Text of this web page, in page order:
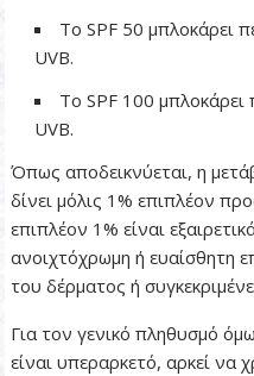
Το SPF 50 μπλοκάρει
UVB.
Το SPF 100
UVB.
Όπως αποδεικνύεται, η
δίνει μόλις 1% επιπλέον
επιπλέον 1% είναι
ανοιχτόχρωμη ή ευαίσθητη
του δέρματος ή
Για τον γενικό πληθυσμό
είναι υπεραρκετό, αρκεί να